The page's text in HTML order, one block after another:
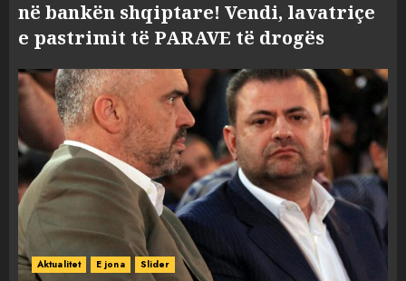
në bankën shqiptare! Vendi, lavatriçe
e pastrimit të PARAVE të drogës
Aktualitet E jona Slider